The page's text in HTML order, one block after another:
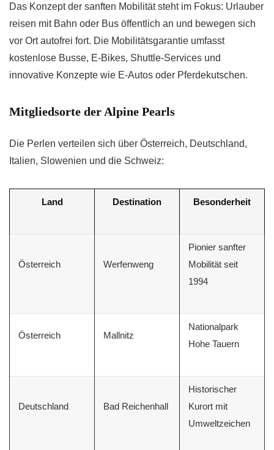
Das Konzept der sanften Mobilität steht im Fokus: Urlauber
reisen mit Bahn oder Bus öffentlich an und bewegen sich
vor Ort autofrei fort. Die Mobilitätsgarantie umfasst
kostenlose Busse, E-Bikes, Shuttle-Services und
innovative Konzepte wie E-Autos oder Pferdekutschen.
Mitgliedsorte der Alpine Pearls
Die Perlen verteilen sich über Österreich, Deutschland,
Italien, Slowenien und die Schweiz:
Land Destination Besonderheit
Österreich Werfenweng
Pionier sanfter
Mobilität seit
1994
Österreich Mallnitz
Nationalpark
Hohe Tauern
Deutschland Bad Reichenhall
Historischer
Kurort mit
Umweltzeichen